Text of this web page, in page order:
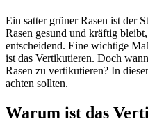
Ein satter grüner Rasen ist der
Rasen gesund und kräftig
entscheidend. Eine wichtige
ist das Vertikutieren. Doch
Rasen zu vertikutieren? In
achten sollten.
Warum ist das